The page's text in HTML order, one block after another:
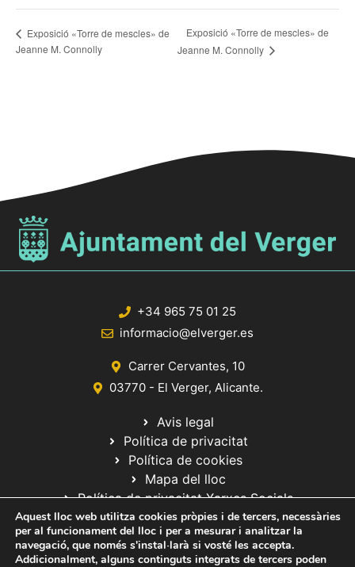
Exposició «Torre de mescles» de
Jeanne M. Connolly
Exposició «Torre de mescles» de
Jeanne M. Connolly
+34 965 75 01 25
informacio@elverger.es
Carrer Cervantes, 10
03770 - El Verger, Alicante.
Avis legal
Política de privacitat
Política de cookies
Mapa del lloc
Política de privacitat Xarxes Socials
Aquest lloc web utilitza cookies pròpies i de tercers, necessàries
per al funcionament del lloc i per a mesurar i analitzar la
navegació, que només s'instal·larà si vosté les accepta.
Addicionalment, alguns continguts integrats de tercers poden